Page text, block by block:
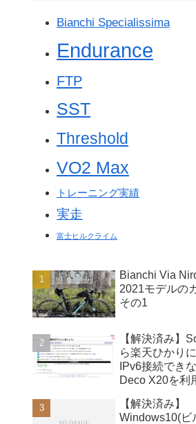
Bianchi Specialissima
Endurance
FTP
SST
Threshold
VO2 Max
トレーニング実績
実走
富士ヒルクライム
Bianchi Via
2021モデルの
その1
【解決済み】
ら楽天ひかり
IPv6接続でき
Deco X20を利
【解決済み】
Windows10(ビ